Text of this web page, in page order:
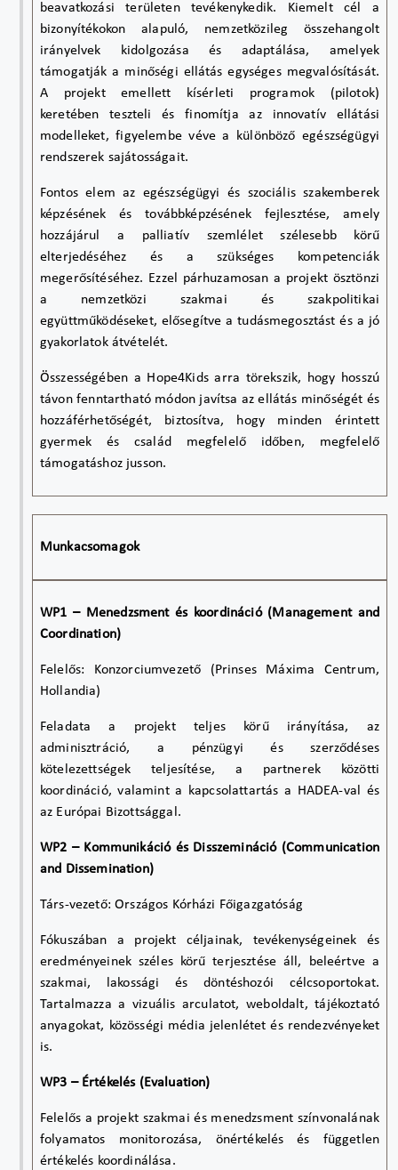
beavatkozási területen tevékenykedik. Kiemelt cél a
bizonyítékokon alapuló, nemzetközileg összehangolt
irányelvek kidolgozása és adaptálása, amelyek
támogatják a minőségi ellátás egységes megvalósítását.
A projekt emellett kísérleti programok (pilotok)
keretében teszteli és finomítja az innovatív ellátási
modelleket, figyelembe véve a különböző egészségügyi
rendszerek sajátosságait.
Fontos elem az egészségügyi és szociális szakemberek
képzésének és továbbképzésének fejlesztése, amely
hozzájárul a palliatív szemlélet szélesebb körű
elterjedéséhez és a szükséges kompetenciák
megerősítéséhez. Ezzel párhuzamosan a projekt ösztönzi
a nemzetközi szakmai és szakpolitikai
együttműködéseket, elősegítve a tudásmegosztást és a jó
gyakorlatok átvételét.
Összességében a Hope4Kids arra törekszik, hogy hosszú
távon fenntartható módon javítsa az ellátás minőségét és
hozzáférhetőségét, biztosítva, hogy minden érintett
gyermek és család megfelelő időben, megfelelő
támogatáshoz jusson.
Munkacsomagok
WP1 – Menedzsment és koordináció (Management and
Coordination)
Felelős: Konzorciumvezető (Prinses Máxima Centrum,
Hollandia)
Feladata a projekt teljes körű irányítása, az
adminisztráció, a pénzügyi és szerződéses
kötelezettségek teljesítése, a partnerek közötti
koordináció, valamint a kapcsolattartás a HADEA-val és
az Európai Bizottsággal.
WP2 – Kommunikáció és Disszemináció (Communication
and Dissemination)
Társ-vezető: Országos Kórházi Főigazgatóság
Fókuszában a projekt céljainak, tevékenységeinek és
eredményeinek széles körű terjesztése áll, beleértve a
szakmai, lakossági és döntéshozói célcsoportokat.
Tartalmazza a vizuális arculatot, weboldalt, tájékoztató
anyagokat, közösségi média jelenlétet és rendezvényeket
is.
WP3 – Értékelés (Evaluation)
Felelős a projekt szakmai és menedzsment színvonalának
folyamatos monitorozása, önértékelés és független
értékelés koordinálása.